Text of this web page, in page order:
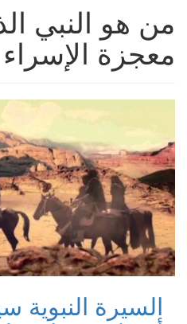
من هو النبي
معجزة
السيرة النبوية